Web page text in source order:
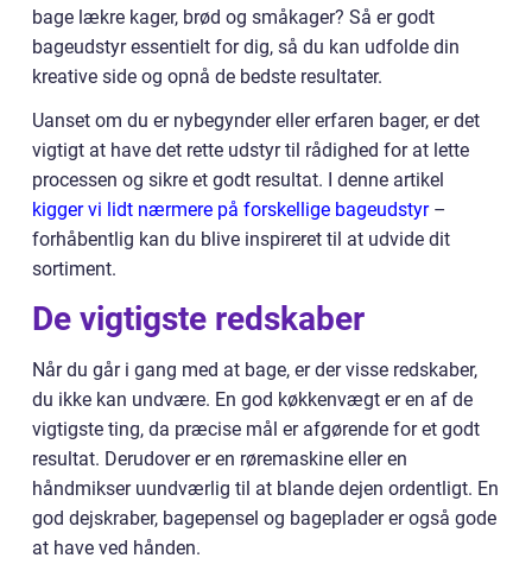
bage lækre kager, brød og småkager? Så er godt
bageudstyr essentielt for dig, så du kan udfolde din
kreative side og opnå de bedste resultater.
Uanset om du er nybegynder eller erfaren bager, er det
vigtigt at have det rette udstyr til rådighed for at lette
processen og sikre et godt resultat. I denne artikel
kigger vi lidt nærmere på forskellige bageudstyr–
forhåbentlig kan du blive inspireret til at udvide dit
sortiment.
De vigtigste redskaber
Når du går i gang med at bage, er der visse redskaber,
du ikke kan undvære. En god køkkenvægt er en af de
vigtigste ting, da præcise mål er afgørende for et godt
resultat. Derudover er en røremaskine eller en
håndmikser uundværlig til at blande dejen ordentligt. En
god dejskraber, bagepensel og bageplader er også gode
at have ved hånden.